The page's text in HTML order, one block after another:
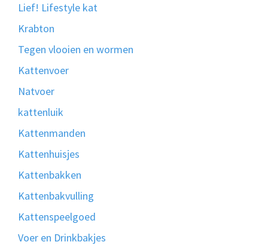
Lief! Lifestyle kat
Krabton
Tegen vlooien en wormen
Kattenvoer
Natvoer
kattenluik
Kattenmanden
Kattenhuisjes
Kattenbakken
Kattenbakvulling
Kattenspeelgoed
Voer en Drinkbakjes